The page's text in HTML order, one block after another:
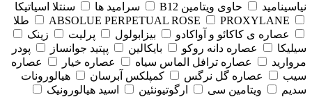
نیاسینامید
حاوی ویتامین B12 سرامید ها
سنتلا اسیاتیکا
ABSOLUE PERPETUAL ROSE
PROXYLANE
طلا
عصاره ی کاکائو و آواکادو
بیزابولول پرلیت
زینک
سیلیکا
عصاره دانه روکو بایکالین پپتید جوانساز
پودر
مروارید
عصاره ترافل الماس سیاه عصاره خیار
عصاره
سیب
عصاره گل نرگس کمپلکس آبرسان
هیالورونات
سدیم
ویتامین سی ارگوتیونئین
اسید هیالورونیک